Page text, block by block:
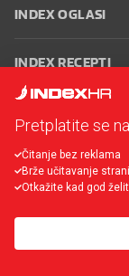
INDEX OGLASI
INDEX RECEPTI
Oglašavanje Zaposli
korištenja
Postavke
Pretplatite se na
Čitanje bez reklama
Brže učitavanje
Otkažite kad god